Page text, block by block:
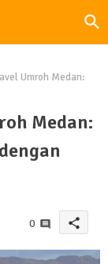
Umroh Medan:
Medan:
0 share